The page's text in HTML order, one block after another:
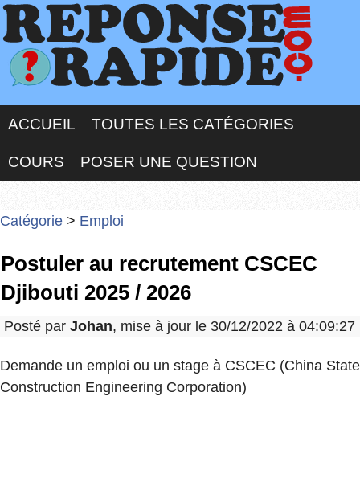
ACCUEIL TOUTES LES CATÉGORIES
COURS POSER UNE QUESTION
Catégorie > Emploi
Postuler au recrutement CSCEC
Djibouti 2025 / 2026
Posté par Johan, mise à jour le 30/12/2022 à 04:09:27
Demande un emploi ou un stage à CSCEC (China State
Construction Engineering Corporation)